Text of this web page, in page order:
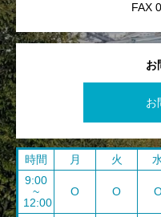
お
お
FAX
時間 月 火
9:00
~
12:00
O O